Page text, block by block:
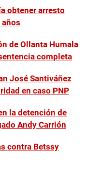
obtener arresto
de Ollanta Humala
completa
José Santiváñez
en caso PNP
la detención de
Andy Carrión
contra Betssy